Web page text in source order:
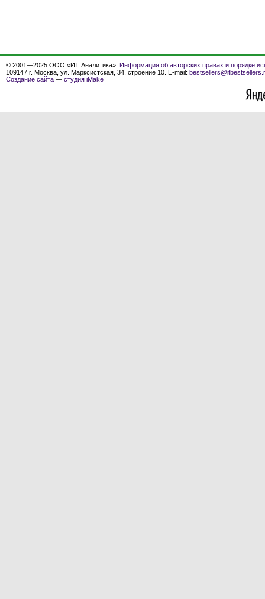
© 2001—2025 ООО «ИТ Аналитика». Информация об авторских правах и порядке
109147 г. Москва, ул. Марксистская, 34, строение 10. E-mail:
Создание сайта — студия iMake